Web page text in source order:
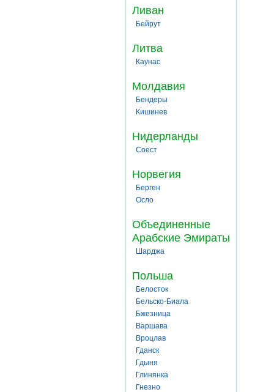
Ливан
Бейрут
Литва
Каунас
Молдавия
Бендеры
Кишинев
Нидерланды
Соест
Норвегия
Берген
Осло
Объединенные
Арабские Эмираты
Шарджа
Польша
Белосток
Бельско-Биала
Бжезница
Варшава
Вроцлав
Гданск
Гдыня
Глинянка
Гнезно